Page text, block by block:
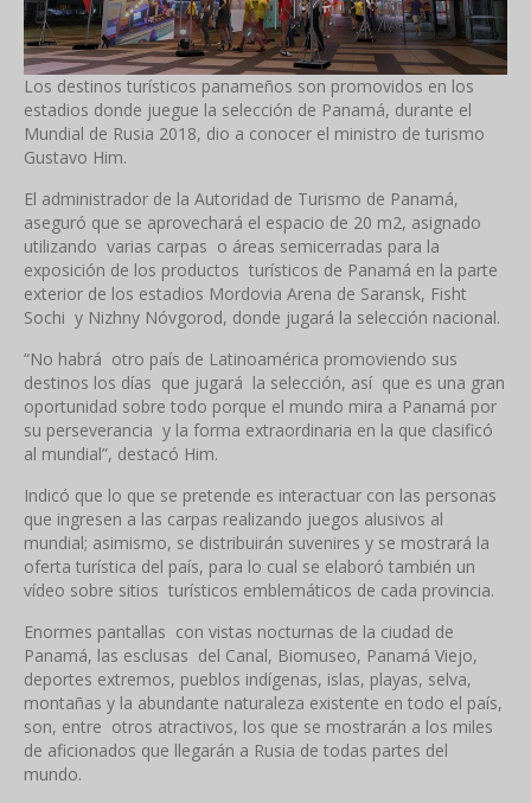
Los destinos turísticos panameños son promovidos en los
estadios donde juegue la selección de Panamá, durante el
Mundial de Rusia 2018, dio a conocer el ministro de turismo
Gustavo Him.
El administrador de la Autoridad de Turismo de Panamá,
aseguró que se aprovechará el espacio de 20 m2, asignado
utilizando varias carpas o áreas semicerradas para la
exposición de los productos turísticos de Panamá en la parte
exterior de los estadios Mordovia Arena de Saransk, Fisht
Sochi y Nizhny Nóvgorod, donde jugará la selección nacional.
“No habrá otro país de Latinoamérica promoviendo sus
destinos los días que jugará la selección, así que es una gran
oportunidad sobre todo porque el mundo mira a Panamá por
su perseverancia y la forma extraordinaria en la que clasificó
al mundial”, destacó Him.
Indicó que lo que se pretende es interactuar con las personas
que ingresen a las carpas realizando juegos alusivos al
mundial; asimismo, se distribuirán suvenires y se mostrará la
oferta turística del país, para lo cual se elaboró también un
vídeo sobre sitios turísticos emblemáticos de cada provincia.
Enormes pantallas con vistas nocturnas de la ciudad de
Panamá, las esclusas del Canal, Biomuseo, Panamá Viejo,
deportes extremos, pueblos indígenas, islas, playas, selva,
montañas y la abundante naturaleza existente en todo el país,
son, entre otros atractivos, los que se mostrarán a los miles
de aficionados que llegarán a Rusia de todas partes del
mundo.